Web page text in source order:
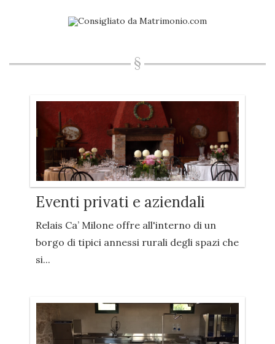
Eventi privati e aziendali
Relais Ca’ Milone offre all'interno di un
borgo di tipici annessi rurali degli spazi che
si...